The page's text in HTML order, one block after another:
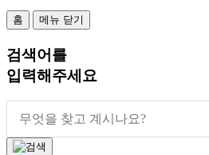
홈 메뉴 닫기
검색어 를
입력해주세요